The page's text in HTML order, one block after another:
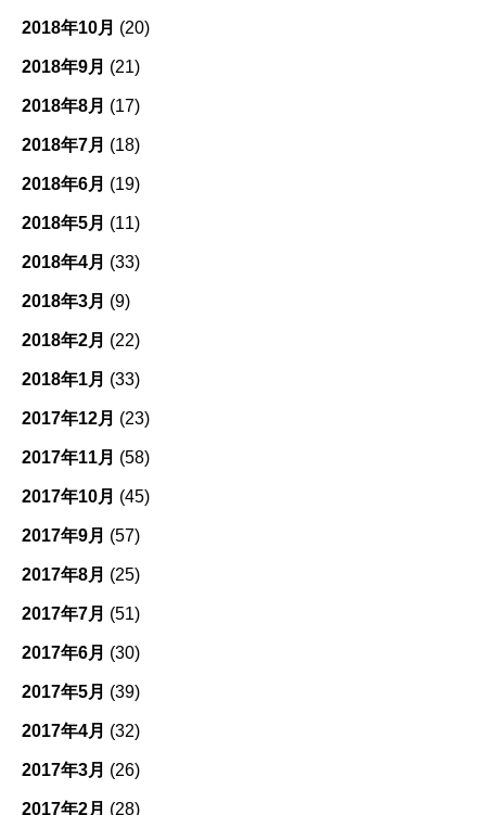
2018年10月 (20)
2018年9月 (21)
2018年8月 (17)
2018年7月 (18)
2018年6月 (19)
2018年5月 (11)
2018年4月 (33)
2018年3月 (9)
2018年2月 (22)
2018年1月 (33)
2017年12月 (23)
2017年11月 (58)
2017年10月 (45)
2017年9月 (57)
2017年8月 (25)
2017年7月 (51)
2017年6月 (30)
2017年5月 (39)
2017年4月 (32)
2017年3月 (26)
2017年2月 (28)